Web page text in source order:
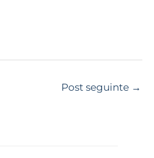
Post seguinte →